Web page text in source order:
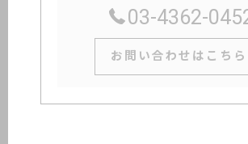
03-4362-
お問い合わせはこちら